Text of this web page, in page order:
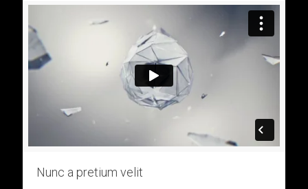
Nunc a pretium velit